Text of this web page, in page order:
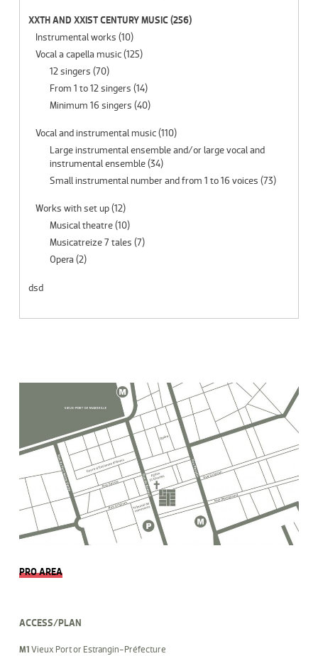
XXTH AND XXIST CENTURY MUSIC(256)
Instrumental works (10)
Vocal a capella music(125)
12 singers (70)
From 1 to 12 singers (14)
Minimum 16 singers (40)
Vocal and instrumental music(110)
Large instrumental ensemble and/or large vocal and
instrumental ensemble(34)
Small instrumental number and from 1 to 16 voices (73)
Works with set up(12)
Musical theatre(10)
Musicatreize 7 tales (7)
Opera (2)
dsd
PRO AREA
ACCESS/PLAN
M1 Vieux Port or Estrangin-Préfecture